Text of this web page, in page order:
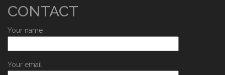
CONTACT
Your name
Your email